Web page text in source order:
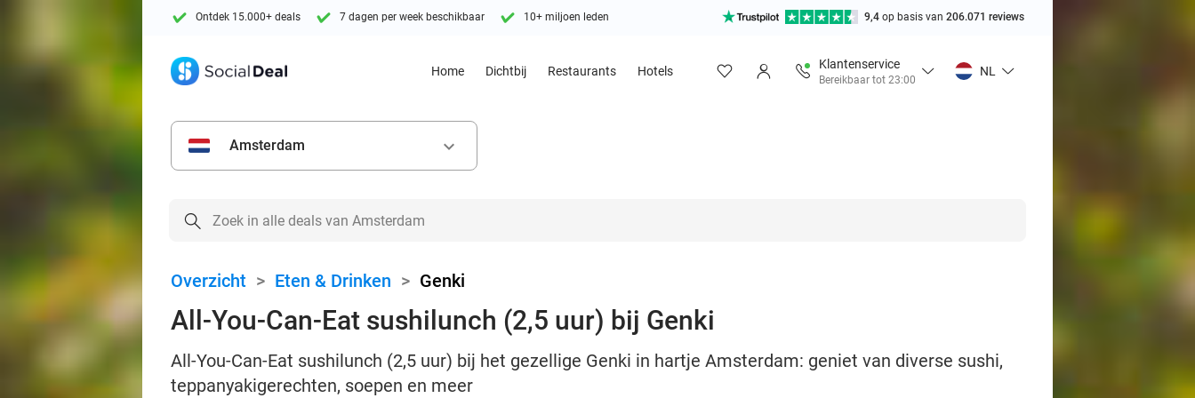
Ontdek 15.000+ deals 7 dagen per week beschikbaar 10+ miljoen leden 9,4 op basis van 206.071 reviews
Home Dichtbij Restaurants Hotels
Klantenservice
Bereikbaar tot 23:00
NL
Amsterdam keyboard_arrow_down
Overzicht > Eten & Drinken > Genki
All-You-Can-Eat sushilunch (2,5 uur) bij Genki
All-You-Can-Eat sushilunch (2,5 uur) bij het gezellige Genki in hartje Amsterdam: geniet van diverse sushi,
teppanyakigerechten, soepen en meer